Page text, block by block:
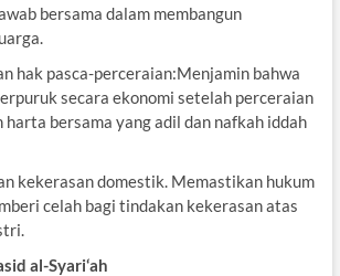
bersama dalam membangun
hak pasca-perceraian:Menjamin bahwa
secara ekonomi setelah perceraian
harta bersama yang adil dan nafkah iddah
kekerasan domestik. Memastikan hukum
celah bagi tindakan kekerasan atas
al-Syari‘ah